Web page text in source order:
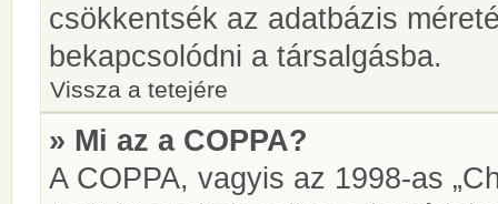
csökkentsék az adatbázis
bekapcsolódni a társalgásba.
Vissza a tetejére
» Mi az a COPPA?
A COPPA, vagyis az 1998-as